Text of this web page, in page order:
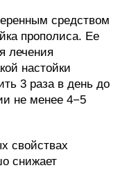
средством
прополиса. Ее
лечения
настойки
3 раза в день до
не менее 4−5
свойствах
снижает